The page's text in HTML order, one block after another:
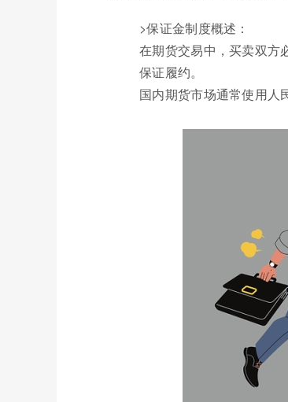
>保证金制度概述：
在期货交易中，买卖双方
保证履约。
国内期货市场通常使用人